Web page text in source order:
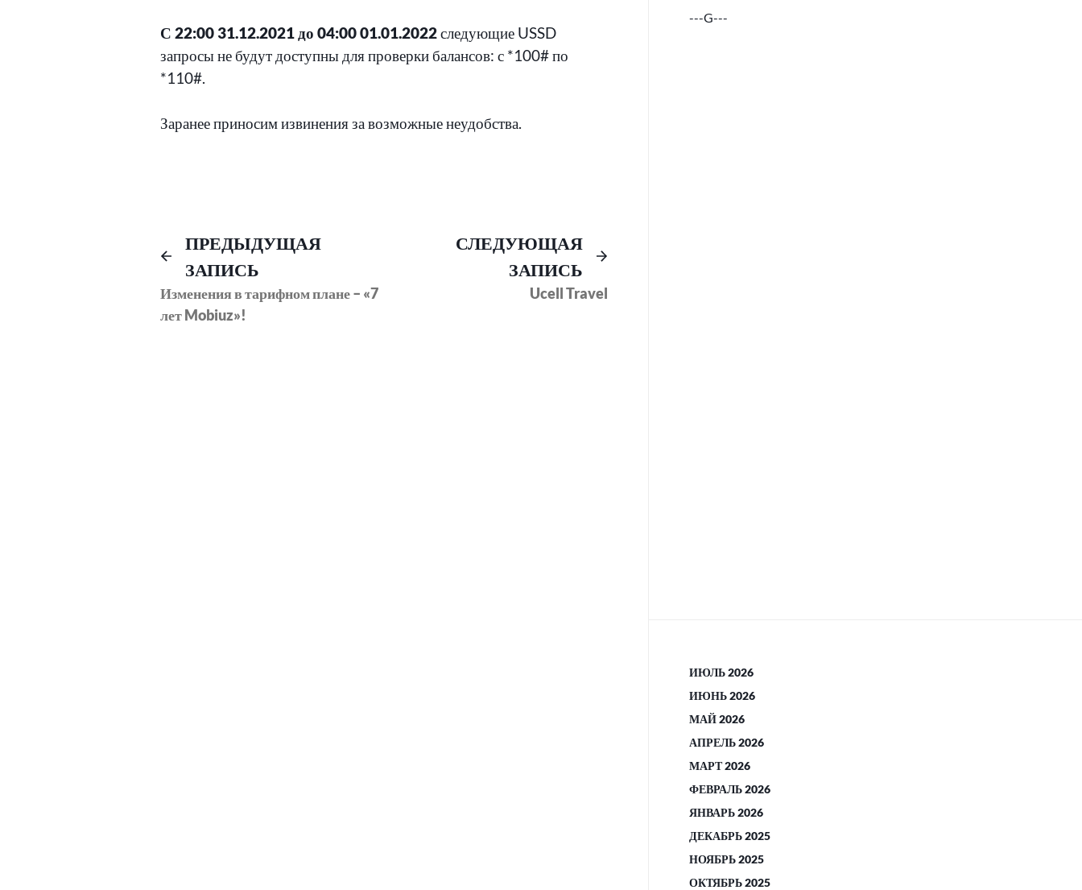
С 22:00 31.12.2021 до 04:00 01.01.2022следующие USSD
запросы не будут доступны для проверки балансов: с *100# по
*110#.
Заранее приносим извинения за возможные неудобства.
Навигация
по
записям
ПРЕДЫДУЩАЯ
ЗАПИСЬ
Предыдущий
Изменения в тарифном плане – «7
лет Mobiuz»!
СЛЕДУЮЩАЯ
ЗАПИСЬ
Ucell Travel
---G---
ИЮЛЬ 2026
ИЮНЬ 2026
МАЙ 2026
АПРЕЛЬ 2026
МАРТ 2026
ФЕВРАЛЬ 2026
ЯНВАРЬ 2026
ДЕКАБРЬ 2025
НОЯБРЬ 2025
ОКТЯБРЬ 2025